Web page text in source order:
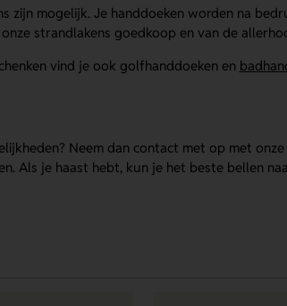
zijn mogelijk. Je handdoeken worden na
strandlakens goedkoop en van de
vind je ook golfhanddoeken en
Neem dan contact met op met onze
Als je haast hebt, kun je het beste bellen